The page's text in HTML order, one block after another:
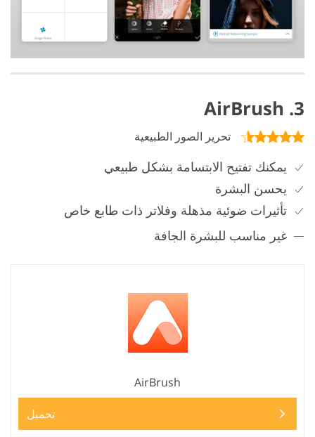
3. AirBrush
تحرير الصور الطبيعية
يمكنك تفتيح الابتسامة بشكل طبيعي
يحسن البشرة
تأثيرات ضوئية مذهلة وفلاتر ذات طابع خاص
غير مناسب للبشرة الجافة
AirBrush
تحميل